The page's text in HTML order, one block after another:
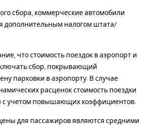
сбора, коммерческие автомобили
дополнительным налогом штата/
что стоимость поездок в аэропорт и
сбор, покрывающий
парковки в аэропорту. В случае
расценок стоимость поездки
с учетом повышающих коэффициентов.
для пассажиров являются средними